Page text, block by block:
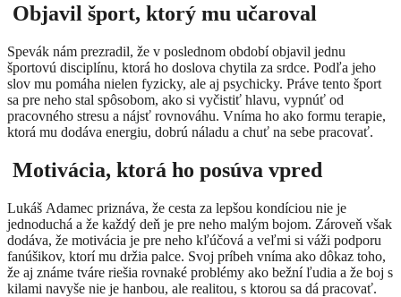
Objavil šport, ktorý mu učaroval
Spevák nám prezradil, že v poslednom období objavil jednu
športovú disciplínu, ktorá ho doslova chytila za srdce. Podľa jeho
slov mu pomáha nielen fyzicky, ale aj psychicky. Práve tento šport
sa pre neho stal spôsobom, ako si vyčistiť hlavu, vypnúť od
pracovného stresu a nájsť rovnováhu. Vníma ho ako formu terapie,
ktorá mu dodáva energiu, dobrú náladu a chuť na sebe pracovať.
Motivácia, ktorá ho posúva vpred
Lukáš Adamec priznáva, že cesta za lepšou kondíciou nie je
jednoduchá a že každý deň je pre neho malým bojom. Zároveň však
dodáva, že motivácia je pre neho kľúčová a veľmi si váži podporu
fanúšikov, ktorí mu držia palce. Svoj príbeh vníma ako dôkaz toho,
že aj známe tváre riešia rovnaké problémy ako bežní ľudia a že boj s
kilami navyše nie je hanbou, ale realitou, s ktorou sa dá pracovať.